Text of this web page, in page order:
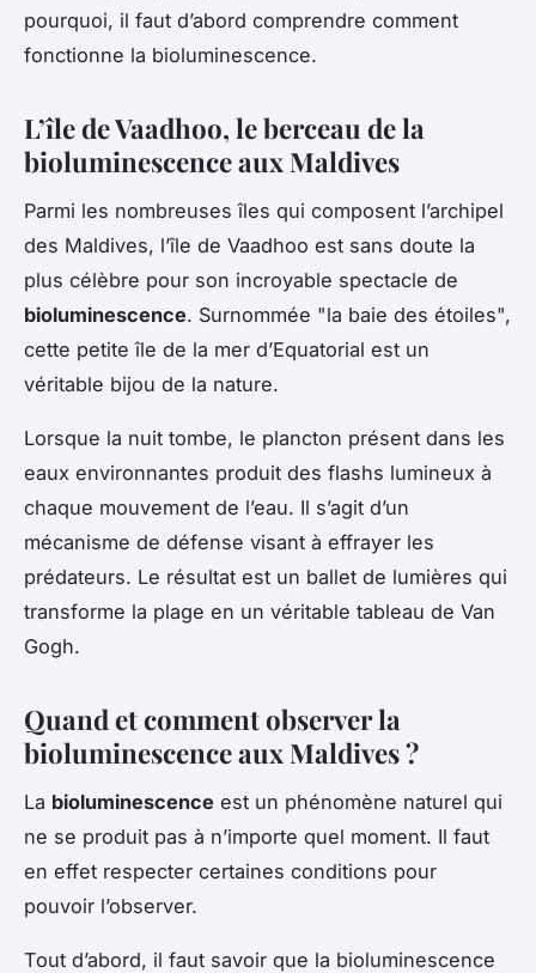
pourquoi, il faut d’abord comprendre comment
fonctionne la bioluminescence.
L’île de Vaadhoo, le berceau de la
bioluminescence aux Maldives
Parmi les nombreuses îles qui composent l’archipel
des Maldives, l’île de Vaadhoo est sans doute la
plus célèbre pour son incroyable spectacle de
bioluminescence. Surnommée "la baie des étoiles",
cette petite île de la mer d’Equatorial est un
véritable bijou de la nature.
Lorsque la nuit tombe, le plancton présent dans les
eaux environnantes produit des flashs lumineux à
chaque mouvement de l’eau. Il s’agit d’un
mécanisme de défense visant à effrayer les
prédateurs. Le résultat est un ballet de lumières qui
transforme la plage en un véritable tableau de Van
Gogh.
Quand et comment observer la
bioluminescence aux Maldives ?
La bioluminescence est un phénomène naturel qui
ne se produit pas à n’importe quel moment. Il faut
en effet respecter certaines conditions pour
pouvoir l’observer.
Tout d’abord, il faut savoir que la bioluminescence